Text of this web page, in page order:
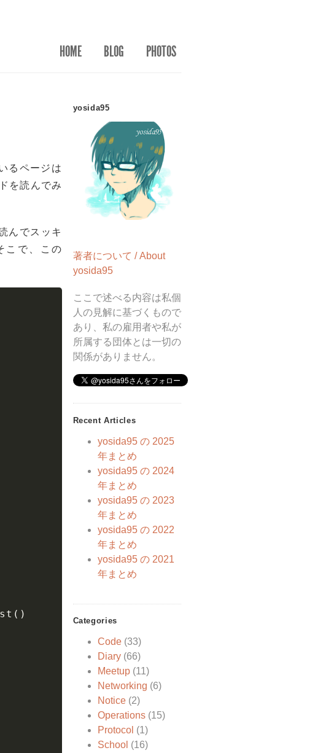
HOME BLOG PHOTOS
るページは
を読んでみ
んでスッキ
こで、この
( )
yosida95
著者について / About
yosida95
ここで述べる内容は私個
人の見解に基づくもので
あり、私の雇用者や私が
所属する団体とは一切の
関係がありません。
Recent Articles
yosida95 の 2025
年まとめ
yosida95 の 2024
年まとめ
yosida95 の 2023
年まとめ
yosida95 の 2022
年まとめ
yosida95 の 2021
年まとめ
Categories
Code(33)
Diary(66)
Meetup(11)
Networking (6)
Notice(2)
Operations(15)
Protocol (1)
School (16)